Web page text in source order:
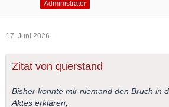
Administrator
17. Juni 2026
Zitat von querstand
Bisher konnte mir niemand den Bruch in
Aktes erklären,